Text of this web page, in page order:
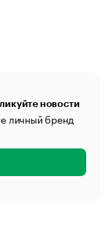
новости
личный бренд